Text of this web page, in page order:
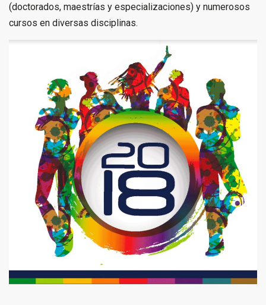
(doctorados, maestrías y especializaciones) y numerosos
cursos en diversas disciplinas.